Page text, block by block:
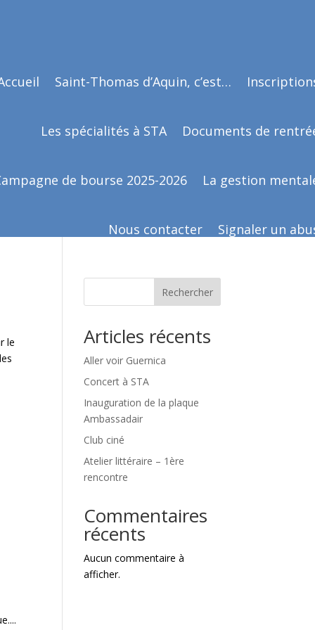
Saint-Thomas d’Aquin, c’est…
Les spécialités à STA Documents de
de bourse 2025-2026 La gestion
Nous contacter Signaler un
le
Rechercher
Articles récents
Aller voir Guernica
Concert à STA
Inauguration de la plaque
Ambassadair
Club ciné
Atelier littéraire – 1ère
rencontre
Commentaires
récents
Aucun commentaire à
afficher.